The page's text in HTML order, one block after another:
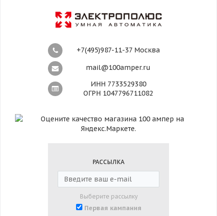
+7(495)987-11-37 Москва
mail@100amper.ru
ИНН 7733529380
ОГРН 1047796711082
РАССЫЛКА
Выберите рассылку
Первая кампания